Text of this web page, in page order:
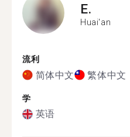
E.
Huai'an
流利
简体中文 繁体中文
学
英语